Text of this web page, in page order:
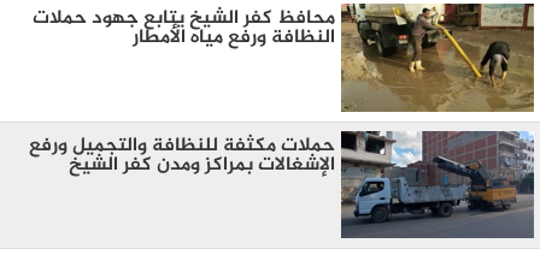
محافظ كفر الشيخ يتابع جهود حملات
النظافة ورفع مياه الأمطار
حملات مكثفة للنظافة والتجميل ورفع
الإشغالات بمراكز ومدن كفر الشيخ